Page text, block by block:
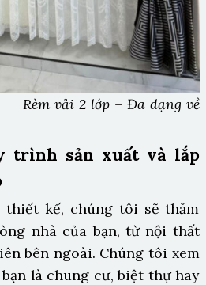
– Đa dạng về
trình sản xuất và lắp
kế, chúng tôi sẽ thăm
nhà của bạn, từ nội thất
bên ngoài. Chúng tôi xem
là chung cư, biệt thự hay